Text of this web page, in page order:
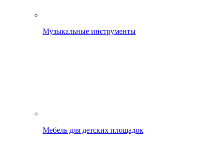
Музыкальные инструменты
Мебель для детских площадок